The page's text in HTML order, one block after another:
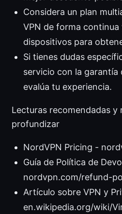
Considera un plan
VPN de forma continua
dispositivos para
Si tienes dudas
servicio con la garantía
evalúa tu experiencia.
Lecturas recomendadas y
profundizar
NordVPN Pricing -
Guía de Política de
nordvpn.com/refund-
Artículo sobre VPN y
en.wikipedia.org/wiki/